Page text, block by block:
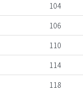
104
106
110
114
118